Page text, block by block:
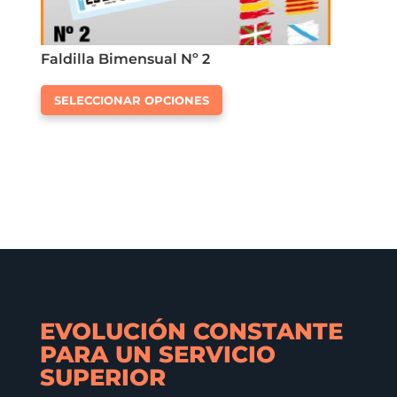
Faldilla Bimensual Nº 2
SELECCIONAR OPCIONES
Este
se
la
página
EVOLUCIÓN CONSTANTE
PARA UN SERVICIO
SUPERIOR